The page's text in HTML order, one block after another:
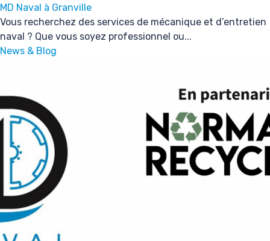
MD Naval à Granville
Vous recherchez des services de mécanique et d’entretien
naval ? Que vous soyez professionnel ou...
News & Blog